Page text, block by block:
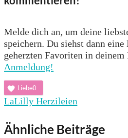
Melde dich an, um deine
speichern. Du siehst dann
geherzten Favoriten in
Anmeldung!
Liebe0
LaLilly Herzileien
Ähnliche Beiträge